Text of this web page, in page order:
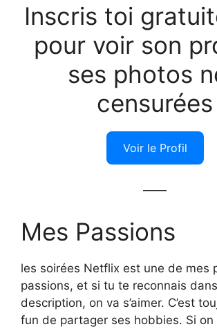
Inscris toi
pour voir son
ses photos
censurées
Voir le Profil
——
Mes Passions
les soirées Netflix est une de mes
passions, et si tu te reconnais
description, on va s’aimer. C’est
fun de partager ses hobbies. Si on